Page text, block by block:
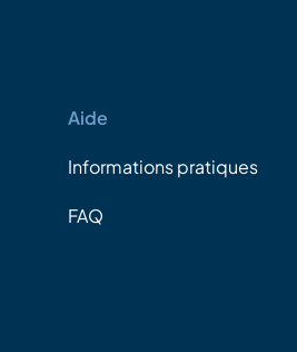
Aide
Informations pratiques
FAQ